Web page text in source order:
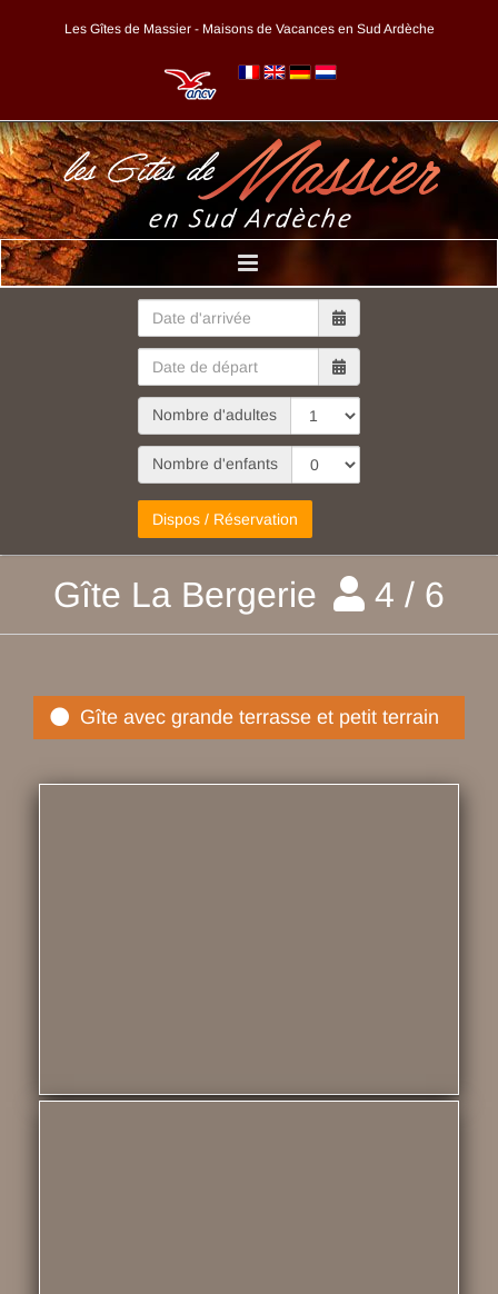
Les Gîtes de Massier - Maisons de Vacances en Sud Ardèche
Nombre d'adultes
Nombre d'enfants
Gîte La Bergerie 4 / 6
Gîte avec grande terrasse et petit terrain